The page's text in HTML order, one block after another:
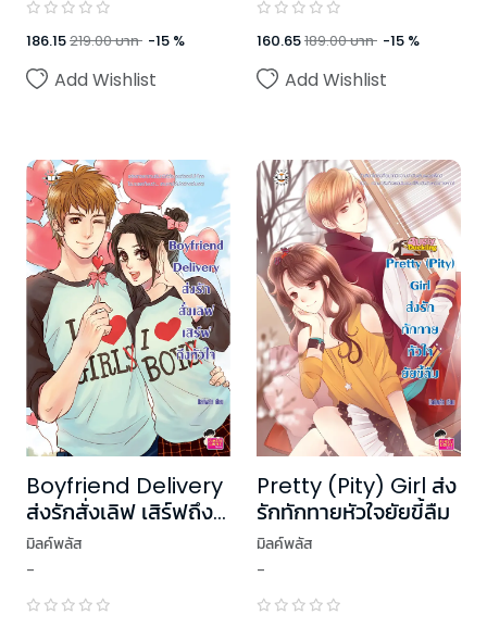
186.15219.00บาท -15 %
Add Wishlist
160.65189.00บาท -15 %
Add Wishlist
Boyfriend Delivery
ส่งรักสั่งเลิฟ เสิร์ฟถึง
หัวใจ
มิลค์พลัส
-
Pretty (Pity) Girl ส่ง
รักทักทายหัวใจยัยขี้ลืม
มิลค์พลัส
-